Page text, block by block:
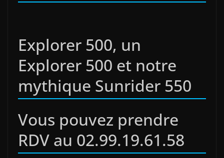
Explorer 500, un
Explorer 500 et notre
mythique Sunrider 550
Vous pouvez prendre
RDV au 02.99.19.61.58